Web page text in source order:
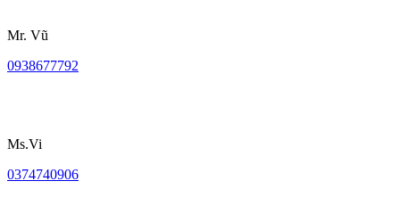
Mr. Vũ
0938677792
Ms.Vi
0374740906